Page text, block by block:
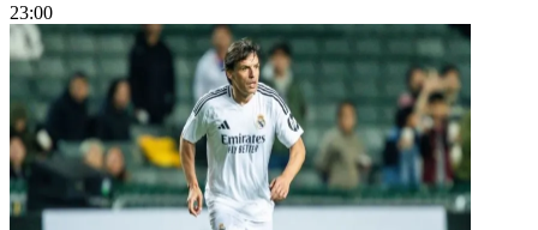
23:00